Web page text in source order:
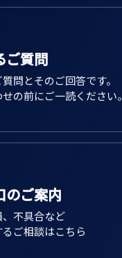
ご質問
問とそのご回答です。
の前にご一読ください。
のご案内
不具合など
ご相談はこちら